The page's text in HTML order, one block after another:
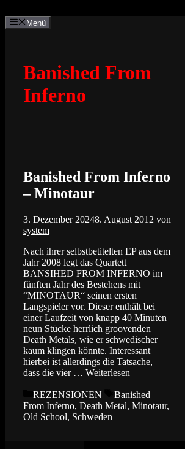
Inhalt
springen
Menü
Banished From
Inferno
Banished From Inferno
– Minotaur
3. Dezember 20248. August 2012 von
system
Nach ihrer selbstbetitelten EP aus dem
Jahr 2008 legt das Quartett
BANSIHED FROM INFERNO im
fünften Jahr des Bestehens mit
“MINOTAUR“ seinen ersten
Langspieler vor. Dieser enthält bei
einer Laufzeit von knapp 40 Minuten
neun Stücke herrlich groovenden
Death Metals, wie er schwedischer
kaum klingen könnte. Interessant
hierbei ist allerdings die Tatsache,
dass die vier … Weiterlesen
Kategorien
REZENSIONEN Schlagwörter
Banished
From Inferno, Death Metal, Minotaur,
Old School, Schweden